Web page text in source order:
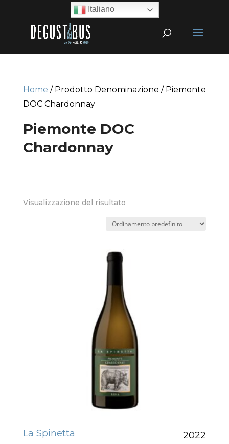
Home / Prodotto Denominazione / Piemonte
DOC Chardonnay
Piemonte DOC
Chardonnay
Visualizzazione del risultato
La Spinetta 2022
Italiano